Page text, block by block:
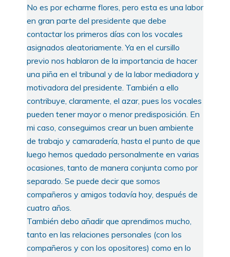
No es por echarme flores, pero esta es una labor
en gran parte del presidente que debe
contactar los primeros días con los vocales
asignados aleatoriamente. Ya en el cursillo
previo nos hablaron de la importancia de hacer
una piña en el tribunal y de la labor mediadora y
motivadora del presidente. También a ello
contribuye, claramente, el azar, pues los vocales
pueden tener mayor o menor predisposición. En
mi caso, conseguimos crear un buen ambiente
de trabajo y camaradería, hasta el punto de que
luego hemos quedado personalmente en varias
ocasiones, tanto de manera conjunta como por
separado. Se puede decir que somos
compañeros y amigos todavía hoy, después de
cuatro años.
También debo añadir que aprendimos mucho,
tanto en las relaciones personales (con los
compañeros y con los opositores) como en lo